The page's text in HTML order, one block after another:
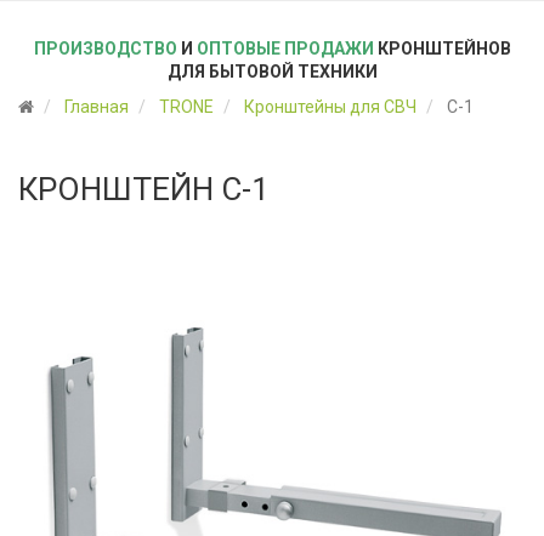
ПРОИЗВОДСТВО И ОПТОВЫЕ ПРОДАЖИ КРОНШТЕЙНОВ
ДЛЯ БЫТОВОЙ ТЕХНИКИ
Главная
TRONE Кронштейны для СВЧ С-1
КРОНШТЕЙН С-1